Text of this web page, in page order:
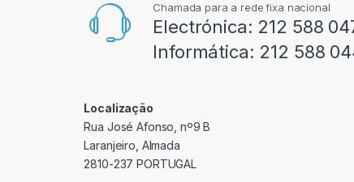
Chamada para a rede fixa nacional
Electrónica: 212 588
Informática: 212 588
Localização
Rua José Afonso, nº9 B
Laranjeiro, Almada
2810-237 PORTUGAL